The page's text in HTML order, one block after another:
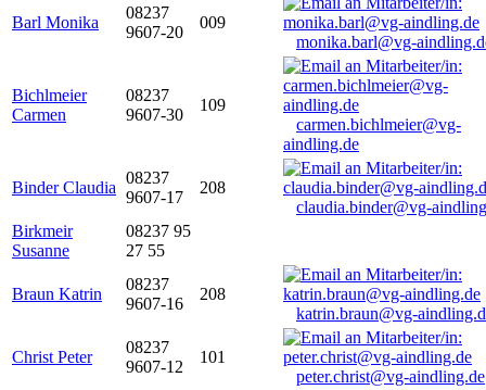
Barl Monika
08237
9607-20
009
monika.barl@vg-
Bichlmeier
Carmen
08237
9607-30
109
carmen.bichlmeier@vg-
aindling.de
Binder Claudia
08237
9607-17
208
claudia.binder@vg-
Birkmeir
Susanne
08237 95
27 55
Braun Katrin
08237
9607-16
208
katrin.braun@vg-
Christ Peter
08237
9607-12
101
peter.christ@vg-aindling.de